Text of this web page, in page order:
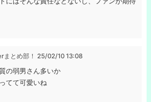
とめ部！ 25/02/10 13:08
の弱男さん多いか
てて可愛いね